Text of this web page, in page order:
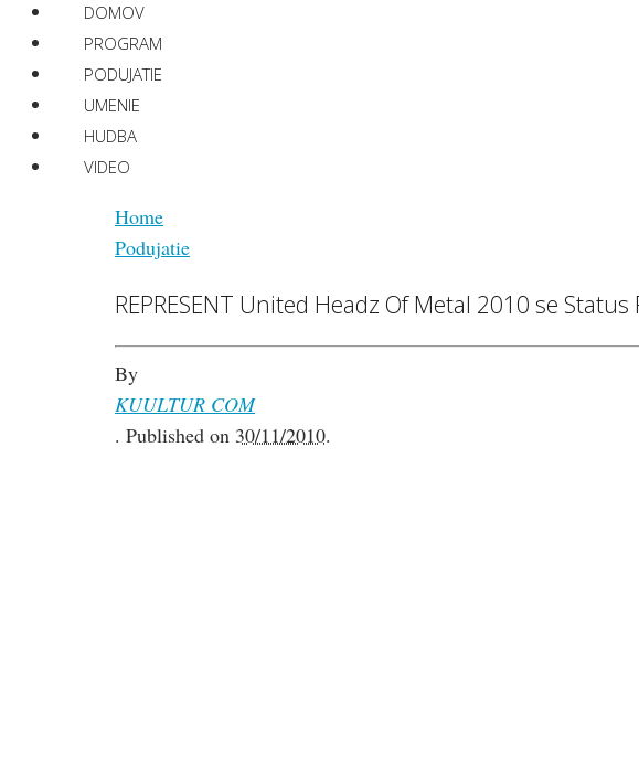
DOMOV
PROGRAM
PODUJATIE
UMENIE
HUDBA
VIDEO
Home
Podujatie
REPRESENT United Headz Of Metal 2010 se
By
KUULTUR COM
. Published on 30/11/2010.